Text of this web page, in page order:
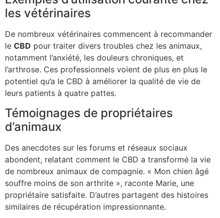
les vétérinaires
De nombreux vétérinaires commencent à recommander
le CBD pour traiter divers troubles chez les animaux,
notamment l’anxiété, les douleurs chroniques, et
l’arthrose. Ces professionnels voient de plus en plus le
potentiel qu’a le CBD à améliorer la qualité de vie de
leurs patients à quatre pattes.
Témoignages de propriétaires
d’animaux
Des anecdotes sur les forums et réseaux sociaux
abondent, relatant comment le CBD a transformé la vie
de nombreux animaux de compagnie. « Mon chien âgé
souffre moins de son arthrite », raconte Marie, une
propriétaire satisfaite. D’autres partagent des histoires
similaires de récupération impressionnante.